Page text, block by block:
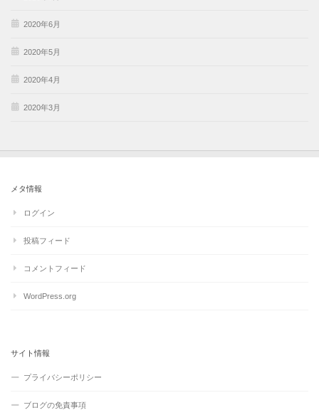
2020年6月
2020年5月
2020年4月
2020年3月
メタ情報
ログイン
投稿フィード
コメントフィード
WordPress.org
サイト情報
プライバシーポリシー
ブログの免責事項